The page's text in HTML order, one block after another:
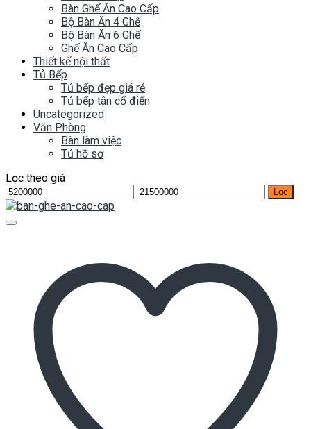
Bàn Ghế Ăn Cao Cấp
Bộ Bàn Ăn 4 Ghế
Bộ Bàn Ăn 6 Ghế
Ghế Ăn Cao Cấp
Thiết kế nội thất
Tủ Bếp
Tủ bếp đẹp giá rẻ
Tủ bếp tân cổ điển
Uncategorized
Văn Phòng
Bàn làm việc
Tủ hồ sơ
Lọc theo giá
Giá
tối
Giá
tối
Lọc